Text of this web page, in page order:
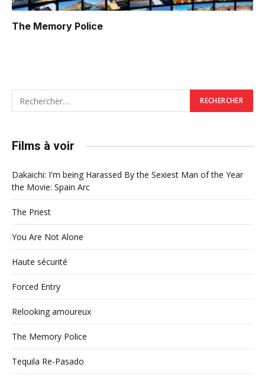
The Memory Police
Films à voir
Dakaichi: I'm being Harassed By the Sexiest Man of the Year
the Movie: Spain Arc
The Priest
You Are Not Alone
Haute sécurité
Forced Entry
Relooking amoureux
The Memory Police
Tequila Re-Pasado